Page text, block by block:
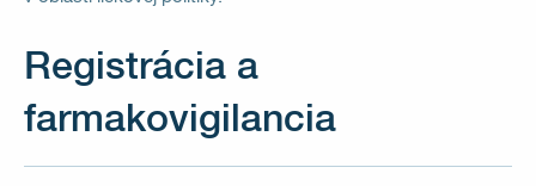
Registrácia a
farmakovigilancia